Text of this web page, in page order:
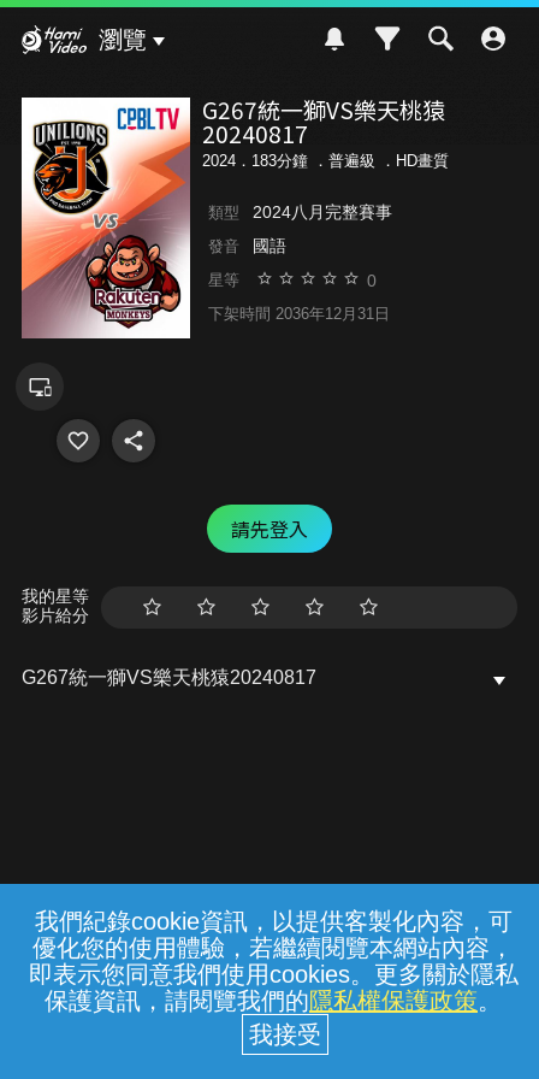
我們紀錄cookie資訊，以提供客製化內容，可
優化您的使用體驗，若繼續閱覽本網站內容，
即表示您同意我們使用cookies。更多關於隱私
保護資訊，請閱覽我們的隱私權保護政策。
瀏覽
G267統一獅VS樂天桃猿
20240817
2024．183分鐘 ． 普遍級 ．HD畫質
類型 2024八月完整賽事
發音 國語
星等 0
下架時間 2036年12月31日
請先登入
我的星等
影片給分
G267統一獅VS樂天桃猿20240817
常見問題 線上客服 服務條款 隱私權保護
中華電信股份有限公司個人家庭分公司
(統一編號：96979949) © 2026
{{notifyMsg}}